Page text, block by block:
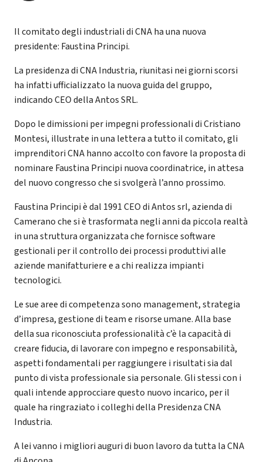
Il comitato degli industriali di CNA ha una nuova
presidente: Faustina Principi.
La presidenza di CNA Industria, riunitasi nei giorni scorsi
ha infatti ufficializzato la nuova guida del gruppo,
indicando CEO della Antos SRL.
Dopo le dimissioni per impegni professionali di Cristiano
Montesi, illustrate in una lettera a tutto il comitato, gli
imprenditori CNA hanno accolto con favore la proposta di
nominare Faustina Principi nuova coordinatrice, in attesa
del nuovo congresso che si svolgerà l’anno prossimo.
Faustina Principi è dal 1991 CEO di Antos srl, azienda di
Camerano che si è trasformata negli anni da piccola realtà
in una struttura organizzata che fornisce software
gestionali per il controllo dei processi produttivi alle
aziende manifatturiere e a chi realizza impianti
tecnologici.
Le sue aree di competenza sono management, strategia
d’impresa, gestione di team e risorse umane. Alla base
della sua riconosciuta professionalità c’è la capacità di
creare fiducia, di lavorare con impegno e responsabilità,
aspetti fondamentali per raggiungere i risultati sia dal
punto di vista professionale sia personale. Gli stessi con i
quali intende approcciare questo nuovo incarico, per il
quale ha ringraziato i colleghi della Presidenza CNA
Industria.
A lei vanno i migliori auguri di buon lavoro da tutta la CNA